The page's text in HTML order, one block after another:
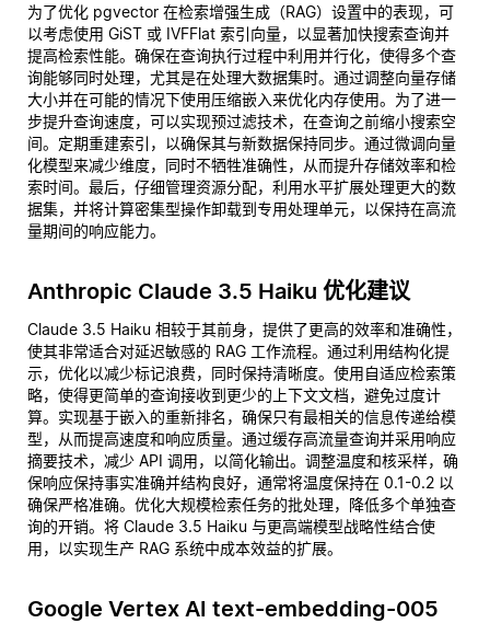
为了优化 pgvector 在检索增强生成（RAG）设置中的表现，可
以考虑使用 GiST 或 IVFFlat 索引向量，以显著加快搜索查询并
提高检索性能。确保在查询执行过程中利用并行化，使得多个查
询能够同时处理，尤其是在处理大数据集时。通过调整向量存储
大小并在可能的情况下使用压缩嵌入来优化内存使用。为了进一
步提升查询速度，可以实现预过滤技术，在查询之前缩小搜索空
间。定期重建索引，以确保其与新数据保持同步。通过微调向量
化模型来减少维度，同时不牺牲准确性，从而提升存储效率和检
索时间。最后，仔细管理资源分配，利用水平扩展处理更大的数
据集，并将计算密集型操作卸载到专用处理单元，以保持在高流
量期间的响应能力。
Anthropic Claude 3.5 Haiku 优化建议
Claude 3.5 Haiku 相较于其前身，提供了更高的效率和准确性，
使其非常适合对延迟敏感的 RAG 工作流程。通过利用结构化提
示，优化以减少标记浪费，同时保持清晰度。使用自适应检索策
略，使得更简单的查询接收到更少的上下文文档，避免过度计
算。实现基于嵌入的重新排名，确保只有最相关的信息传递给模
型，从而提高速度和响应质量。通过缓存高流量查询并采用响应
摘要技术，减少 API 调用，以简化输出。调整温度和核采样，确
保响应保持事实准确并结构良好，通常将温度保持在 0.1-0.2 以
确保严格准确。优化大规模检索任务的批处理，降低多个单独查
询的开销。将 Claude 3.5 Haiku 与更高端模型战略性结合使
用，以实现生产 RAG 系统中成本效益的扩展。
Google Vertex AI text-embedding-005